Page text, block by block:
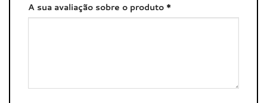
A sua avaliação sobre o produto *